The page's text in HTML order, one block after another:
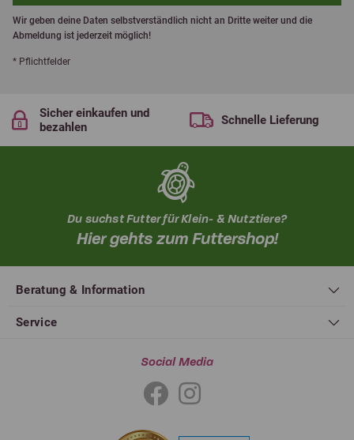
Wir geben deine Daten selbstverständlich nicht an Dritte weiter und die
Abmeldung ist jederzeit möglich!
* Pflichtfelder
Sicher einkaufen und
bezahlen
Schnelle Lieferung
Du suchst Futter für Klein- & Nutztiere?
Hier gehts zum Futtershop!
Beratung & Information
Service
Social Media